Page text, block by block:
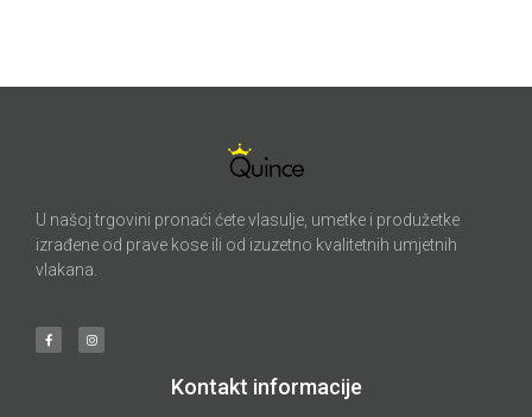
U našoj trgovini pronaći ćete vlasulje, umetke i produžetke
izrađene od prave kose ili od izuzetno kvalitetnih umjetnih
vlakana.
Kontakt informacije